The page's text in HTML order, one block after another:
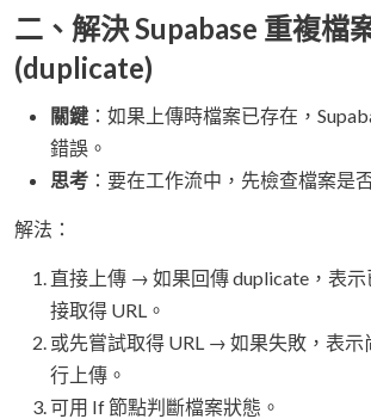
二、解決 Supabase 重複檔
(duplicate)
關鍵 ：如果上傳時檔案已存在，
錯誤。
思考 ：要在工作流中，先檢查檔案是
解法：
直接上傳 → 如果回傳 duplicate，表
接取得 URL。
或先嘗試取得 URL → 如果失敗，表
行上傳。
可用 If 節點判斷檔案狀態。